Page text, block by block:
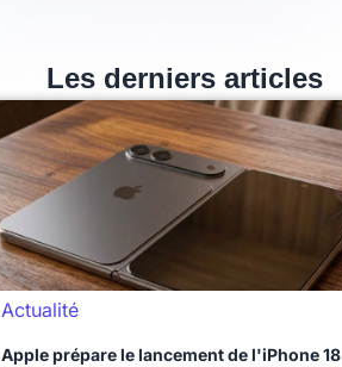
Les derniers articles
Actualité
Apple prépare le lancement de l'iPhone 18